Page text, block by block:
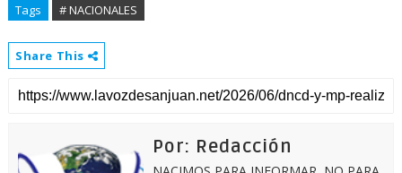
Tags # NACIONALES
Share This
Por: Redacción